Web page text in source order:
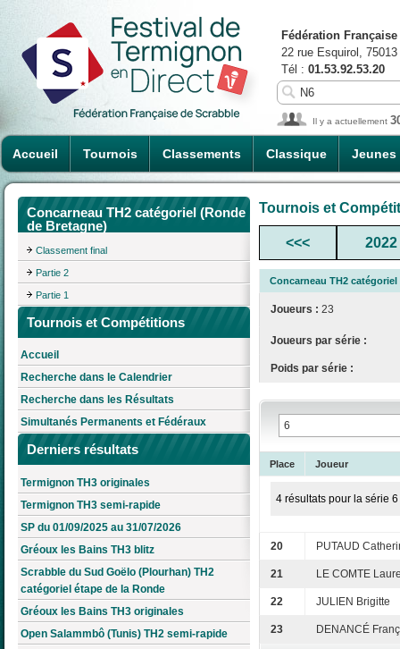
Accueil Tournois Classements Classique Jeunes
Fédération
22 rue Esquirol,
Tél : 01.53.92.53.20
Il y a actuellement
Concarneau TH2 catégoriel (Ronde
de Bretagne)
Classement final
Partie 2
Partie 1
Tournois et Compétitions
Accueil
Recherche dans le Calendrier
Recherche dans les Résultats
Simultanés Permanents et Fédéraux
Derniers résultats
Termignon TH3 originales
Termignon TH3 semi-rapide
SP du 01/09/2025 au 31/07/2026
Gréoux les Bains TH3 blitz
Scrabble du Sud Goëlo (Plourhan) TH2
catégoriel étape de la Ronde
Gréoux les Bains TH3 originales
Open Salammbô (Tunis) TH2 semi-rapide
Tournois et
<<< 2022
Concarneau TH2
Joueurs : 23
Joueurs par série :
Poids par série :
Place Joueur
4 résultats pour la série 6
20 PUTAUD
21 LE COMTE
22 JULIEN Brigitte
23 DENANCÉ